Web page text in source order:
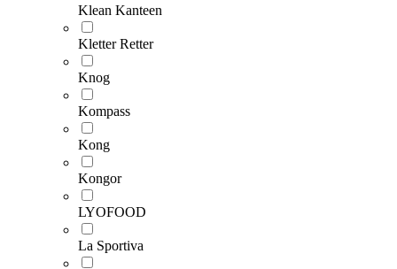
Klean Kanteen
Kletter Retter
Knog
Kompass
Kong
Kongor
LYOFOOD
La Sportiva